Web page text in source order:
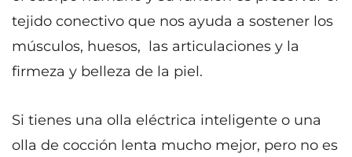
tejido conectivo que nos ayuda a sostener los
músculos, huesos, las articulaciones y la
firmeza y belleza de la piel.
Si tienes una olla eléctrica inteligente o una
olla de cocción lenta mucho mejor, pero no es